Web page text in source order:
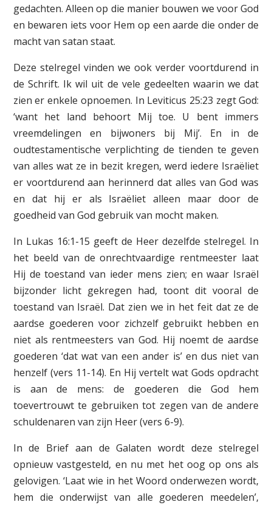
gedachten. Alleen op die manier bouwen we voor God
en bewaren iets voor Hem op een aarde die onder de
macht van satan staat.
Deze stelregel vinden we ook verder voortdurend in
de Schrift. Ik wil uit de vele gedeelten waarin we dat
zien er enkele opnoemen. In Leviticus 25:23 zegt God:
‘want het land behoort Mij toe. U bent immers
vreemdelingen en bijwoners bij Mij’. En in de
oudtestamentische verplichting de tienden te geven
van alles wat ze in bezit kregen, werd iedere Israëliet
er voortdurend aan herinnerd dat alles van God was
en dat hij er als Israëliet alleen maar door de
goedheid van God gebruik van mocht maken.
In Lukas 16:1-15 geeft de Heer dezelfde stelregel. In
het beeld van de onrechtvaardige rentmeester laat
Hij de toestand van ieder mens zien; en waar Israël
bijzonder licht gekregen had, toont dit vooral de
toestand van Israël. Dat zien we in het feit dat ze de
aardse goederen voor zichzelf gebruikt hebben en
niet als rentmeesters van God. Hij noemt de aardse
goederen ‘dat wat van een ander is’ en dus niet van
henzelf (vers 11-14). En Hij vertelt wat Gods opdracht
is aan de mens: de goederen die God hem
toevertrouwt te gebruiken tot zegen van de andere
schuldenaren van zijn Heer (vers 6-9).
In de Brief aan de Galaten wordt deze stelregel
opnieuw vastgesteld, en nu met het oog op ons als
gelovigen. ‘Laat wie in het Woord onderwezen wordt,
hem die onderwijst van alle goederen meedelen’,